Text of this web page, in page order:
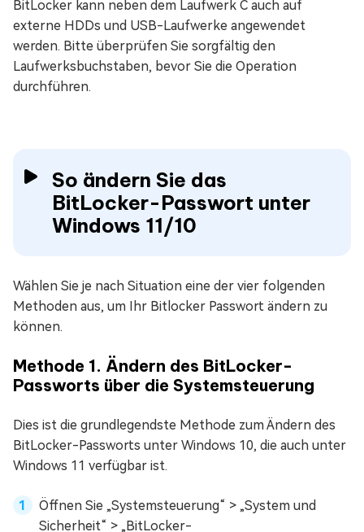
BitLocker kann neben dem Laufwerk C auch auf
externe HDDs und USB-Laufwerke angewendet
werden. Bitte überprüfen Sie sorgfältig den
Laufwerksbuchstaben, bevor Sie die Operation
durchführen.
So ändern Sie das
BitLocker-Passwort unter
Windows 11/10
Wählen Sie je nach Situation eine der vier folgenden
Methoden aus, um Ihr Bitlocker Passwort ändern zu
können.
Methode 1. Ändern des BitLocker-
Passworts über die Systemsteuerung
Dies ist die grundlegendste Methode zum Ändern des
BitLocker-Passworts unter Windows 10, die auch unter
Windows 11 verfügbar ist.
Öffnen Sie „Systemsteuerung“ > „System und
Sicherheit“ > „BitLocker-